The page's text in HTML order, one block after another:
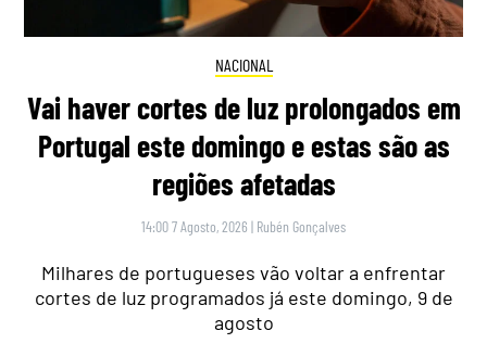
NACIONAL
Vai haver cortes de luz prolongados em
Portugal este domingo e estas são as
regiões afetadas
14:00 7 Agosto, 2026 | Rubén Gonçalves
Milhares de portugueses vão voltar a enfrentar
cortes de luz programados já este domingo, 9 de
agosto